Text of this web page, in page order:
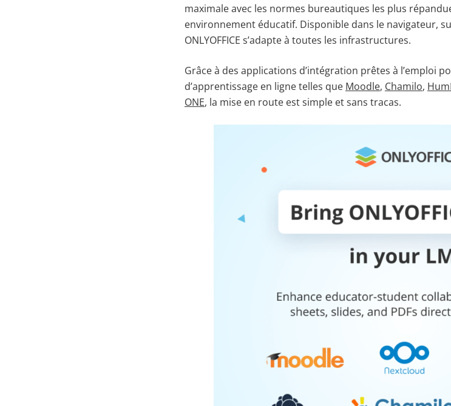
maximale avec les normes bureautiques les plus
environnement éducatif. Disponible dans le navigateur,
ONLYOFFICE s’adapte à toutes les infrastructures.
Grâce à des applications d’intégration prêtes à l’emploi
d’apprentissage en ligne telles que Moodle, Chamilo,
ONE, la mise en route est simple et sans tracas.